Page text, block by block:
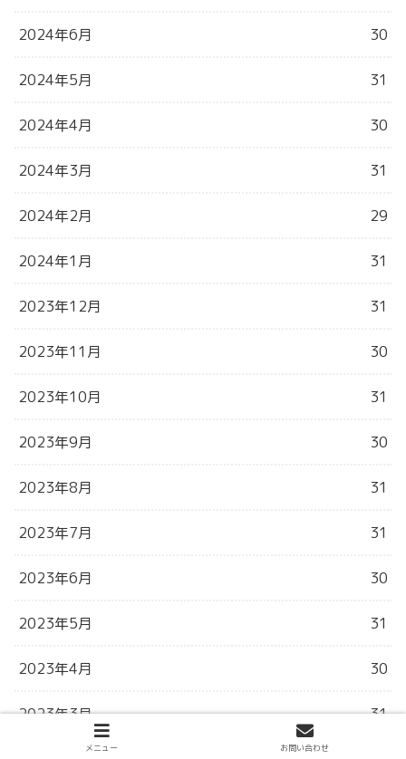
2024年6月 30
2024年5月 31
2024年4月 30
2024年3月 31
2024年2月 29
2024年1月 31
2023年12月 31
2023年11月 30
2023年10月 31
2023年9月 30
2023年8月 31
2023年7月 31
2023年6月 30
2023年5月 31
2023年4月 30
2023年3月 31
メニュー お問い合わせ